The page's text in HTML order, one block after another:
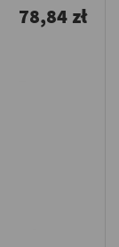
78,84 zł